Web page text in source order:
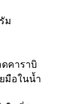
ม
ดคาราบิ
มือในน้ำ